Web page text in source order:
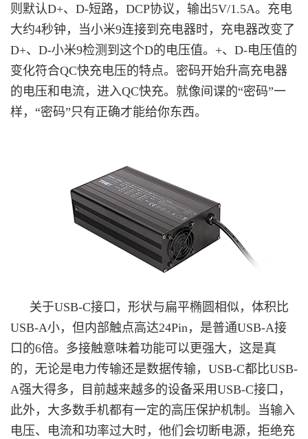
则默认D+、D-短路，DCP协议，输出5V/1.5A。 充电
大约4秒钟，当小米9连接到充电器时，充电器改变了
D+、D-小米9检测到这个D的电压值。+、D-电压值的
变化符合QC快充电压的特点。密码开始升高充电器
的电压和电流，进入QC快充。就像间谍的“密码”一
样，“密码”只有正确才能给你东西。
关于USB-C接口，形状与扁平椭圆相似，体积比
USB-A小，但内部触点高达24Pin，是普通USB-A接
口的6倍。多接触意味着功能可以更强大，这是真
的，无论是电力传输还是数据传输，USB-C都比USB-
A强大得多，目前越来越多的设备采用USB-C接口，
此外，大多数手机都有一定的高压保护机制。当输入
电压、电流和功率过大时，他们会切断电源，拒绝充